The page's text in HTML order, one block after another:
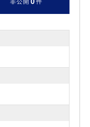
非公開 件